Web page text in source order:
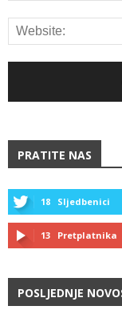
PRATITE NAS
18 Sljedbenici
13 Pretplatnika
POSLJEDNJE